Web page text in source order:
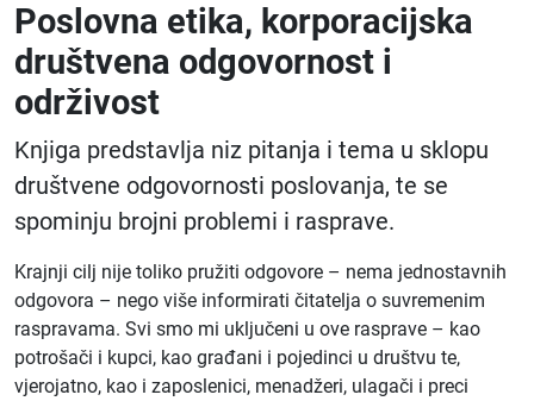
Poslovna etika, korporacijska
društvena odgovornost i
održivost
Knjiga predstavlja niz pitanja i tema u sklopu
društvene odgovornosti poslovanja, te se
spominju brojni problemi i rasprave.
Krajnji cilj nije toliko pružiti odgovore – nema jednostavnih
odgovora – nego više informirati čitatelja o suvremenim
raspravama. Svi smo mi uključeni u ove rasprave – kao
potrošači i kupci, kao građani i pojedinci u društvu te,
vjerojatno, kao i zaposlenici, menadžeri, ulagači i preci